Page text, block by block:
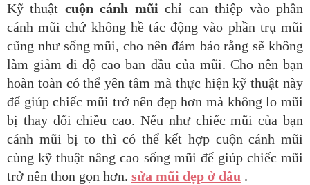
Kỹ thuật cuộn cánh mũi chỉ can thiệp vào phần
cánh mũi chứ không hề tác động vào phần trụ mũi
cũng như sống mũi, cho nên đảm bảorằng sẽ không
làm giảm đi độ cao ban đầu của mũi. Cho nên bạn
hoàn toàn có thể yên tâm mà thực hiện kỹ thuật này
để giúp chiếc mũi trởnên đẹp hơn mà không lo mũi
bị thay đổi chiều cao. Nếu như chiếcmũi của bạn
cánh mũi bị to thì có thể kết hợp cuộn cánh mũi
cùng kỹthuật nâng cao sống mũi để giúp chiếc mũi
trở nên thon gọn hơn. sửa mũi đẹp ở đâu .